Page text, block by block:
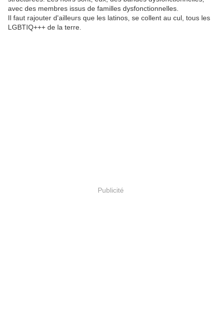
avec des membres issus de familles dysfonctionnelles.
Il faut rajouter d'ailleurs que les latinos, se collent au cul, tous les
LGBTIQ+++ de la terre.
Publicité